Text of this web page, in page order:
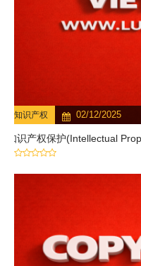
知识产权 02/12/2025
知识产权保护(Intellectual